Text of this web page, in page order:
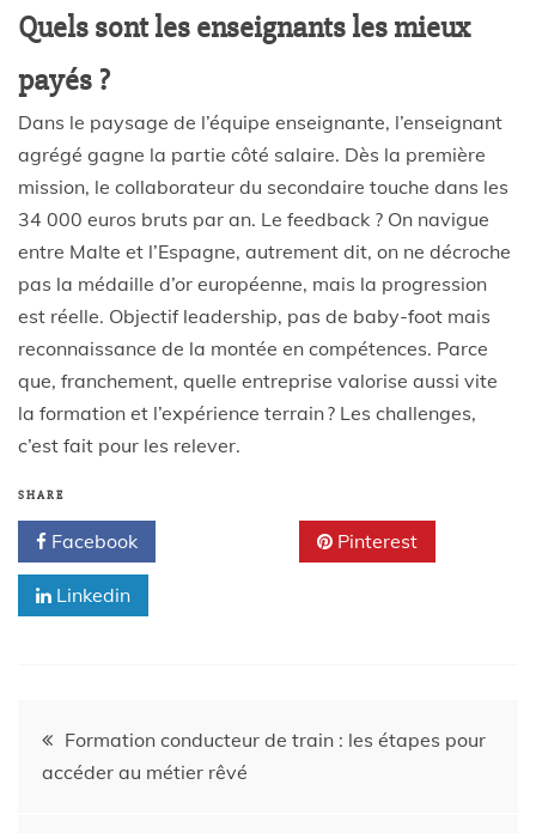
Quels sont les enseignants les mieux
payés ?
Dans le paysage de l’équipe enseignante, l’enseignant
agrégé gagne la partie côté salaire. Dès la première
mission, le collaborateur du secondaire touche dans les
34 000 euros bruts par an. Le feedback ? On navigue
entre Malte et l’Espagne, autrement dit, on ne décroche
pas la médaille d’or européenne, mais la progression
est réelle. Objectif leadership, pas de baby-foot mais
reconnaissance de la montée en compétences. Parce
que, franchement, quelle entreprise valorise aussi vite
la formation et l’expérience terrain ? Les challenges,
c’est fait pour les relever.
SHARE
Facebook Pinterest
Linkedin
Formation conducteur de train : les étapes pour
accéder au métier rêvé